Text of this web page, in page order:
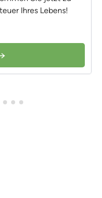
Ihres Lebens!